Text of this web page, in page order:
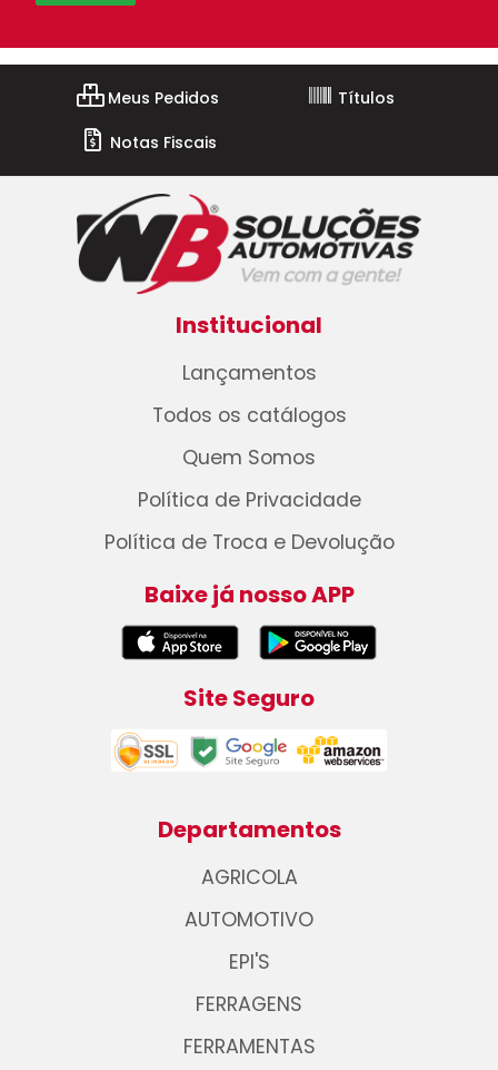
Meus Pedidos
Títulos
Notas Fiscais
Institucional
Lançamentos
Todos os catálogos
Quem Somos
Política de Privacidade
Política de Troca e Devolução
Baixe já nosso APP
Site Seguro
Departamentos
AGRICOLA
AUTOMOTIVO
EPI'S
FERRAGENS
FERRAMENTAS